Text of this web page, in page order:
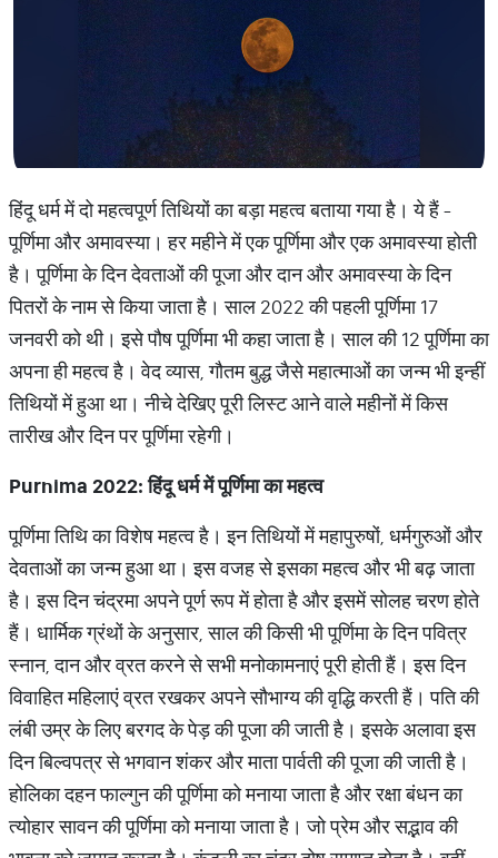
हिंदू धर्म में दो महत्वपूर्ण तिथियों का बड़ा महत्व बताया गया है। ये हैं -
पूर्णिमा और अमावस्या। हर महीने में एक पूर्णिमा और एक अमावस्या होती
है। पूर्णिमा के दिन देवताओं की पूजा और दान और अमावस्या के दिन
पितरों के नाम से किया जाता है। साल 2022 की पहली पूर्णिमा 17
जनवरी को थी। इसे पौष पूर्णिमा भी कहा जाता है। साल की 12 पूर्णिमा का
अपना ही महत्व है। वेद व्यास, गौतम बुद्ध जैसे महात्माओं का जन्म भी इन्हीं
तिथियों में हुआ था। नीचे देखिए पूरी लिस्ट आने वाले महीनों में किस
तारीख और दिन पर पूर्णिमा रहेगी।
Purnima 2022:हिंदूधर्ममेंपूर्णिमाकामहत्व
पूर्णिमा तिथि का विशेष महत्व है। इन तिथियों में महापुरुषों, धर्मगुरुओं और
देवताओं का जन्म हुआ था। इस वजह से इसका महत्व और भी बढ़ जाता
है। इस दिन चंद्रमा अपने पूर्ण रूप में होता है और इसमें सोलह चरण होते
हैं। धार्मिक ग्रंथों के अनुसार, साल की किसी भी पूर्णिमा के दिन पवित्र
स्नान, दान और व्रत करने से सभी मनोकामनाएं पूरी होती हैं। इस दिन
विवाहित महिलाएं व्रत रखकर अपने सौभाग्य की वृद्धि करती हैं। पति की
लंबी उम्र के लिए बरगद के पेड़ की पूजा की जाती है। इसके अलावा इस
दिन बिल्वपत्र से भगवान शंकर और माता पार्वती की पूजा की जाती है।
होलिका दहन फाल्गुन की पूर्णिमा को मनाया जाता है और रक्षा बंधन का
त्योहार सावन की पूर्णिमा को मनाया जाता है। जो प्रेम और सद्भाव की